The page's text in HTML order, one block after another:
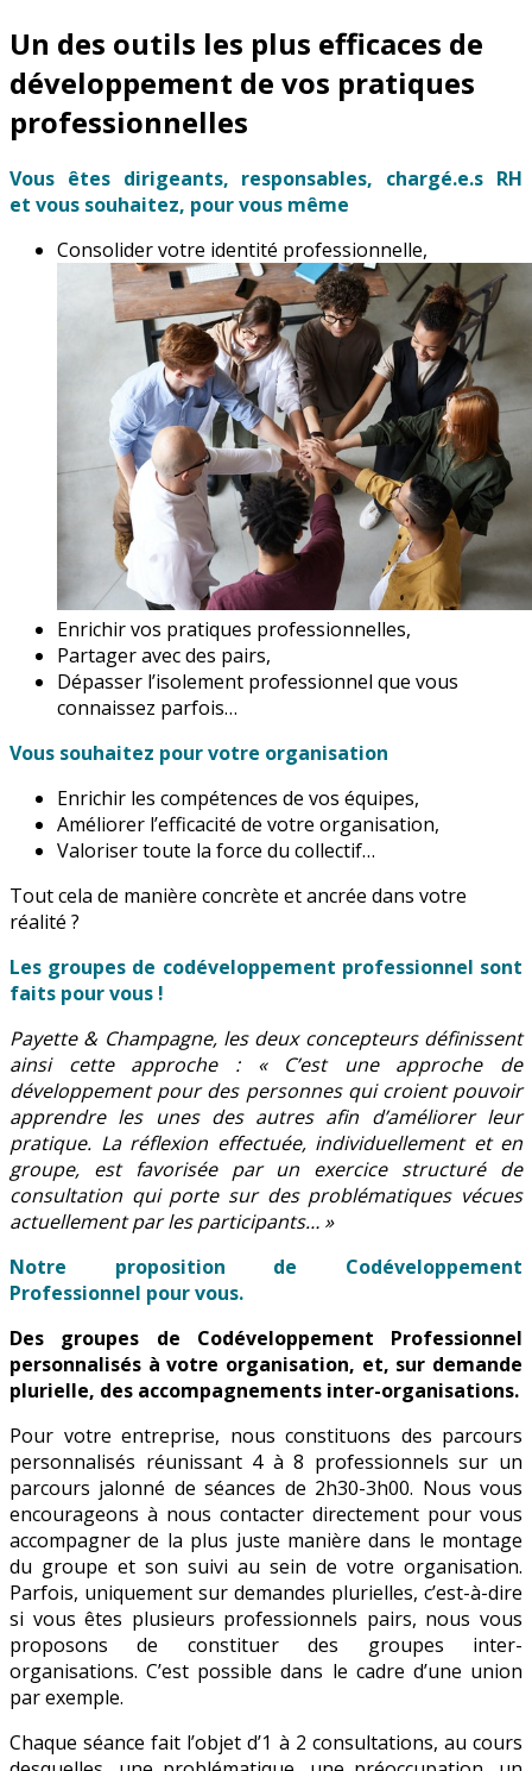
Un des outils les plus efficaces de
développement de vos pratiques
professionnelles
Vous êtes dirigeants, responsables, chargé.e.s RH
et vous souhaitez, pour vous même
Consolider votre identité professionnelle,
Enrichir vos pratiques professionnelles,
Partager avec des pairs,
Dépasser l’isolement professionnel que vous
connaissez parfois…
Vous souhaitez pour votre organisation
Enrichir les compétences de vos équipes,
Améliorer l’efficacité de votre organisation,
Valoriser toute la force du collectif…
Tout cela de manière concrète et ancrée dans votre
réalité ?
Les groupes de codéveloppement professionnel sont
faits pour vous !
Payette & Champagne, les deux concepteurs définissent
ainsi cette approche : « C’est une approche de
développement pour des personnes qui croient pouvoir
apprendre les unes des autres afin d’améliorer leur
pratique. La réflexion effectuée, individuellement et en
groupe, est favorisée par un exercice structuré de
consultation qui porte sur des problématiques vécues
actuellement par les participants… »
Notre proposition de Codéveloppement
Professionnel pour vous.
Des groupes de Codéveloppement Professionnel
personnalisés à votre organisation, et, sur demande
plurielle, des accompagnements inter-organisations.
Pour votre entreprise, nous constituons des parcours
personnalisés réunissant 4 à 8 professionnels sur un
parcours jalonné de séances de 2h30-3h00. Nous vous
encourageons à nous contacter directement pour vous
accompagner de la plus juste manière dans le montage
du groupe et son suivi au sein de votre organisation.
Parfois, uniquement sur demandes plurielles, c’est-à-dire
si vous êtes plusieurs professionnels pairs, nous vous
proposons de constituer des groupes inter-
organisations. C’est possible dans le cadre d’une union
par exemple.
Chaque séance fait l’objet d’1 à 2 consultations, au cours